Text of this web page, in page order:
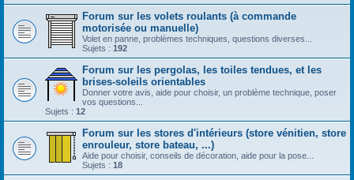
Forum sur les volets roulants (à commande
motorisée ou manuelle)
Volet en panne, problèmes techniques, questions diverses...
Sujets : 192
Forum sur les pergolas, les toiles tendues, et les
brises-soleils orientables
Donner votre avis, aide pour choisir, un problème technique, poser
vos questions...
Sujets : 12
Forum sur les stores d'intérieurs (store vénitien, store
enrouleur, store bateau, ...)
Aide pour choisir, conseils de décoration, aide pour la pose...
Sujets : 18